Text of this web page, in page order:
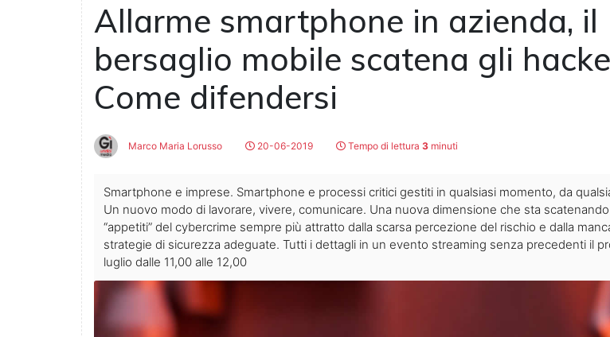
Allarme smartphone in azienda, il
bersaglio mobile scatena gli
Come difendersi
Marco Maria Lorusso 20-06-2019 Tempo di lettura 3 minuti
Smartphone e imprese. Smartphone e processi critici gestiti in qualsiasi momento, da
Un nuovo modo di lavorare, vivere, comunicare. Una nuova dimensione che sta
“appetiti” del cybercrime sempre più attratto dalla scarsa percezione del rischio e dalla
strategie di sicurezza adeguate. Tutti i dettagli in un evento streaming senza precedenti il
luglio dalle 11,00 alle 12,00